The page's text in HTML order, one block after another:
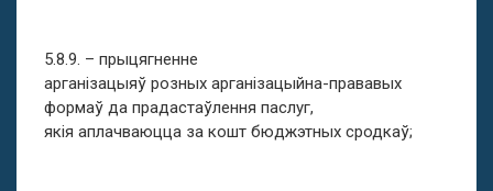
5.8.9. – прыцягненне
арганізацыяў розных арганізацыйна-прававых
формаў да прадастаўлення паслуг,
якія аплачваюцца за кошт бюджэтных сродкаў;